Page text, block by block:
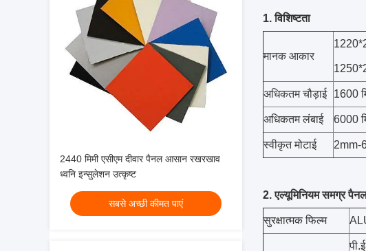
2440 मिमी एसीएम दीवार पैनल आसान रखरखाव
ध्वनि इन्सुलेशन उत्कृष्ट
सबसे अच्छी कीमत पाएं
1. विशिष्टता
मानक आकार
अधिकतम चौड़ाई 1600
अधिकतम लंबाई 6000
स्वीकृत मोटाई 2mm-6
2. एल्यूमिनियम समग्र
सुरक्षात्मक फिल्म
पी.ई